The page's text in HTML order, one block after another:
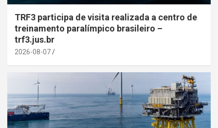
TRF3 participa de visita realizada a centro de
treinamento paralímpico brasileiro –
trf3.jus.br
2026-08-07